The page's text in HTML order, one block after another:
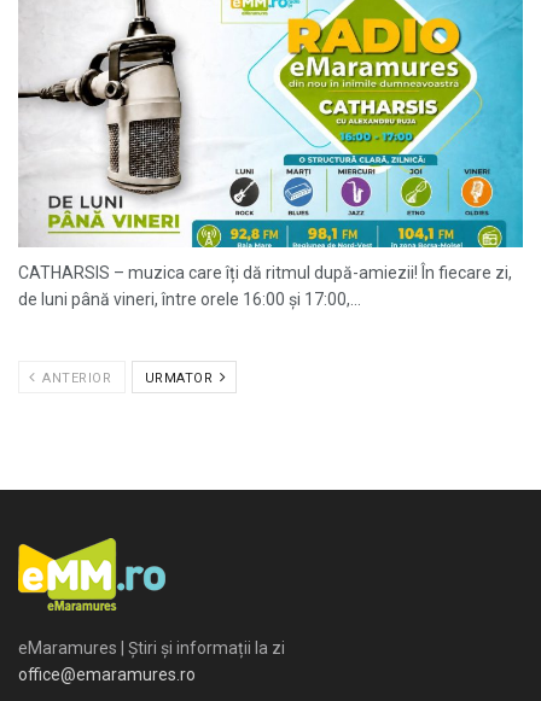
CATHARSIS – muzica care îți dă ritmul după-amiezii! În fiecare zi,
de luni până vineri, între orele 16:00 și 17:00,...
ANTERIOR URMATOR
eMaramures | Știri și informații la zi
office@emaramures.ro